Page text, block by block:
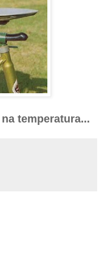
temperatura...